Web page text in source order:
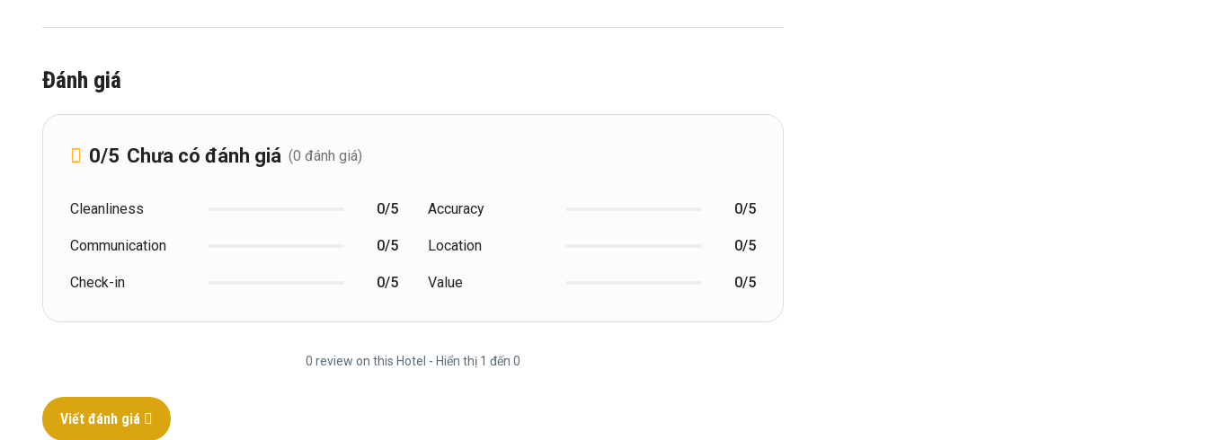
Đánh giá
0/5 Chưa có đánh giá (0 đánh giá)
Cleanliness 0/5 Accuracy 0/5
Communication 0/5 Location 0/5
Check-in 0/5 Value 0/5
0 review on this Hotel - Hiển thị 1 đến 0
Viết đánh giá